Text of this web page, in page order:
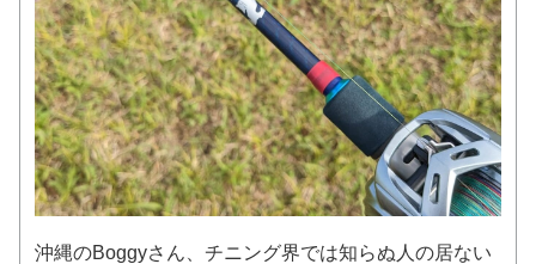
沖縄のBoggyさん、チニング界では知らぬ人の居ない